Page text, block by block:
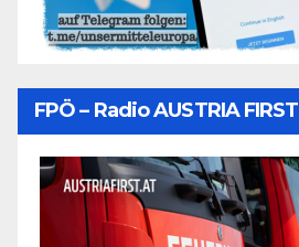
FPÖ – Radio AUSTRIA FIRST